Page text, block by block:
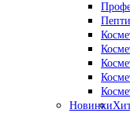
Новинки